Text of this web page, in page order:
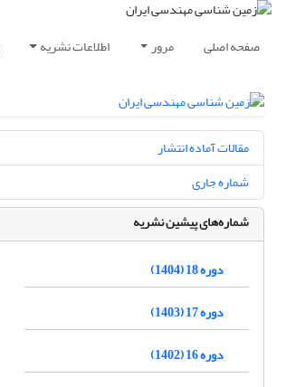
صفحه اصلی مرور اطلاعات نشریه
مقالات آماده انتشار
شماره جاری
شماره‌های پیشین نشریه
دوره 18 (1404)
دوره 17 (1403)
دوره 16 (1402)